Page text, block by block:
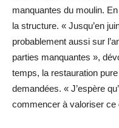
manquantes du moulin.
la structure. « Jusqu’en
probablement aussi sur
parties manquantes »,
temps, la restauration
demandées. « J’espère
commencer à valoriser ce